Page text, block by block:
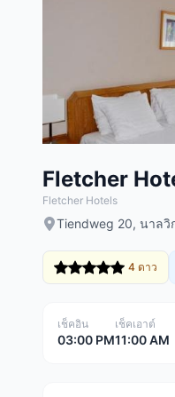
Fletcher
Fletcher Hotels
Tiendweg 20, นาลวิ
4 ดาว
เช็คอิน
03:00 PM
เช็คเอาต์
11:00 AM